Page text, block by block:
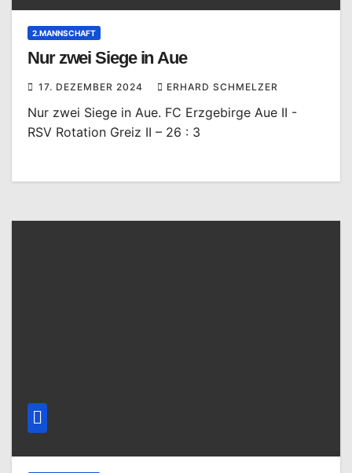
2.MANNSCHAFT
Nur zwei Siege in Aue
17. DEZEMBER 2024 ERHARD SCHMELZER
Nur zwei Siege in Aue. FC Erzgebirge Aue II -
RSV Rotation Greiz II – 26 : 3